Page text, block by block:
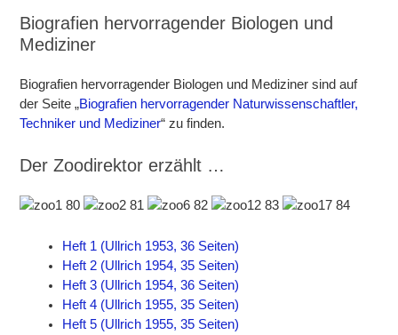
Biografien hervorragender Biologen und
Mediziner
Biografien hervorragender Biologen und Mediziner sind auf
der Seite „Biografien hervorragender Naturwissenschaftler,
Techniker und Mediziner“ zu finden.
Der Zoodirektor erzählt …
Heft 1 (Ullrich 1953, 36 Seiten)
Heft 2 (Ullrich 1954, 35 Seiten)
Heft 3 (Ullrich 1954, 36 Seiten)
Heft 4 (Ullrich 1955, 35 Seiten)
Heft 5 (Ullrich 1955, 35 Seiten)